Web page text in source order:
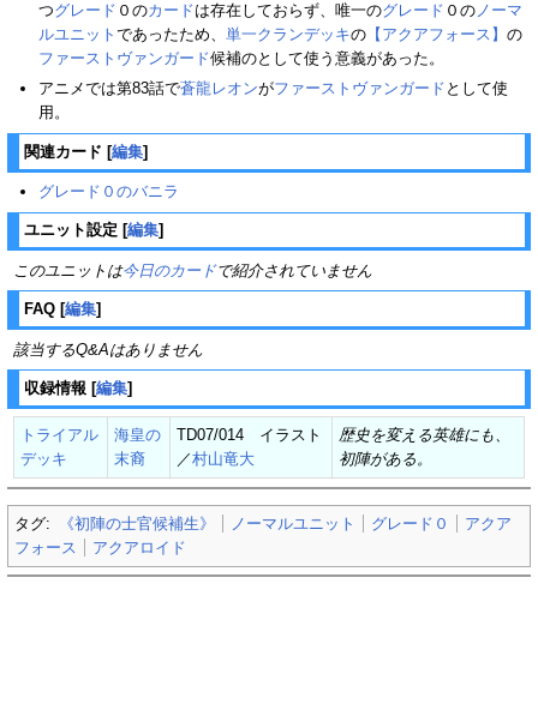
つグレード ０のカードは存在しておらず、唯一のグレード ０のノーマ
ルユニット であったため、 単一クランデッキの 【アクアフォース】 の
ファーストヴァンガード候補のとして使う意義があった。
アニメでは第83話で蒼龍レオンがファーストヴァンガード として使
用。
関連カード [編集]
グレード０のバニラ
ユニット設定 [編集]
このユニットは今日のカードで紹介されていません
FAQ [編集]
該当するQ&Aはありません
収録情報 [編集]
トライアル
デッキ
海皇の
末裔
TD07/014 イラスト
／村山竜大
歴史を変える英雄にも、
初陣がある。
タグ: 《初陣の士官候補生》 ノーマルユニット グレード０
アクア
フォース
アクアロイド